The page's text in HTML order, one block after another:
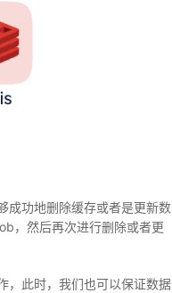
成功地删除缓存或者是更新数
，然后再次进行删除或者更
，此时，我们也可以保证数据